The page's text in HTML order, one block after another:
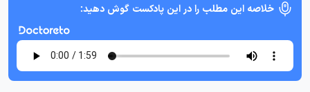
خلاصه این مطلب را در این پادکست گوش دهید: